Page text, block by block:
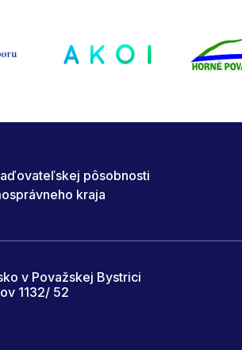
pôsobnosti
kraja
v Považskej Bystrici
1132/ 52